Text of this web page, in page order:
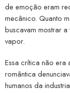
de emoção eram
mecânico. Quanto
buscavam mostrar
vapor.
Essa crítica não era
romântica
humanos da